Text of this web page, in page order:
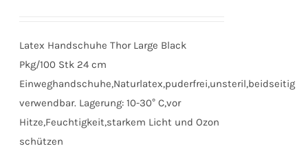
Latex Handschuhe Thor Large Black
Pkg/100 Stk 24 cm
Einweghandschuhe,Naturlatex,puderfrei,unsteril,beidseitig
verwendbar. Lagerung: 10-30° C,vor
Hitze,Feuchtigkeit,starkem Licht und Ozon
schützen